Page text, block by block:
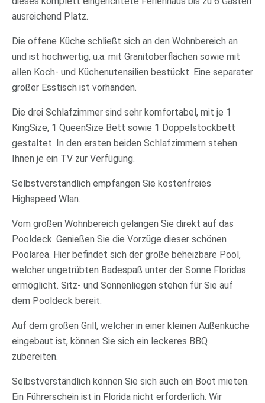
ausreichend Platz.
Die offene Küche schließt sich an den Wohnbereich an
und ist hochwertig, u.a. mit Granitoberflächen sowie mit
allen Koch- und Küchenutensilien bestückt. Eine separater
großer Esstisch ist vorhanden.
Die drei Schlafzimmer sind sehr komfortabel, mit je 1
KingSize, 1 QueenSize Bett sowie 1 Doppelstockbett
gestaltet. In den ersten beiden Schlafzimmern stehen
Ihnen je ein TV zur Verfügung.
Selbstverständlich empfangen Sie kostenfreies
Highspeed Wlan.
Vom großen Wohnbereich gelangen Sie direkt auf das
Pooldeck. Genießen Sie die Vorzüge dieser schönen
Poolarea. Hier befindet sich der große beheizbare Pool,
welcher ungetrübten Badespaß unter der Sonne Floridas
ermöglicht. Sitz- und Sonnenliegen stehen für Sie auf
dem Pooldeck bereit.
Auf dem großen Grill, welcher in einer kleinen Außenküche
eingebaut ist, können Sie sich ein leckeres BBQ
zubereiten.
Selbstverständlich können Sie sich auch ein Boot mieten.
Ein Führerschein ist in Florida nicht erforderlich. Wir